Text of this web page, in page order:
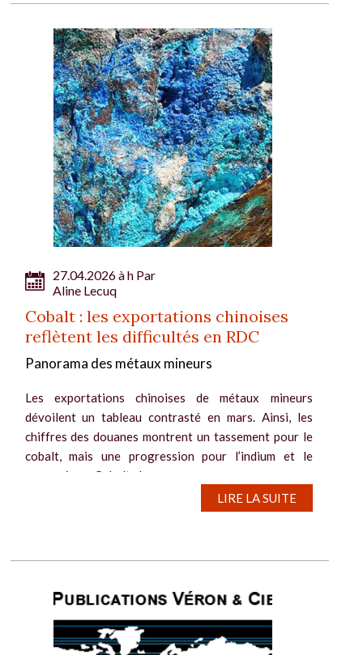
27.04.2026 à h Par
Aline Lecuq
Cobalt : les exportations chinoises
reflètent les difficultés en RDC
Panorama des métaux mineurs
Les exportations chinoises de métaux mineurs
dévoilent un tableau contrasté en mars. Ainsi, les
chiffres des douanes montrent un tassement pour le
cobalt, mais une progression pour l’indium et le
germanium. Cobalt : les...
LIRE LA SUITE